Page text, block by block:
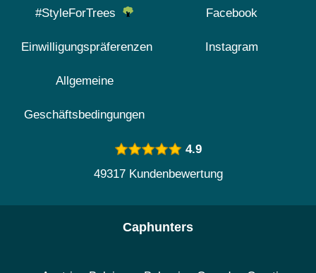
#StyleForTrees
Einwilligungspräferenzen
Allgemeine
Geschäftsbedingungen
Facebook
Instagram
4.9
49317 Kundenbewertung
Caphunters